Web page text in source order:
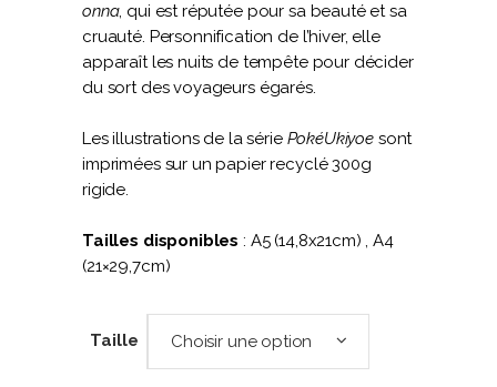
onna, qui est réputée pour sa beauté et sa
cruauté. Personnification de l’hiver, elle
apparaît les nuits de tempête pour décider
du sort des voyageurs égarés.
Les illustrations de la série PokéUkiyoe sont
imprimées sur un papier recyclé 300g
rigide.
Tailles disponibles : A5 (14,8x21cm) , A4
(21×29,7cm)
Taille Choisir une option